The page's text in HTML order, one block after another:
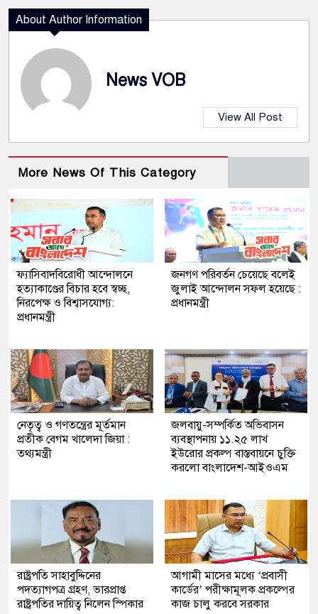
About Author Information
News VOB
View All Post
More News Of This Category
ফ্যাসিবাদবিরোধী আন্দোলনে
হত্যাকাণ্ডের বিচার হবে স্বচ্ছ,
নিরপেক্ষ ও বিশ্বাসযোগ্য:
প্রধানমন্ত্রী
জনগণ পরিবর্তন চেয়েছে বলেই
জুলাই আন্দোলন সফল হয়েছে :
প্রধানমন্ত্রী
নেতৃত্ব ও গণতন্ত্রের মূর্তমান
প্রতীক বেগম খালেদা জিয়া :
তথ্যমন্ত্রী
জলবায়ু-সম্পর্কিত অভিবাসন
ব্যবস্থাপনায় ১১.২৫ লাখ
ইউরোর প্রকল্প বাস্তবায়নে চুক্তি
করলো বাংলাদেশ-আইওএম
রাষ্ট্রপতি সাহাবুদ্দিনের
পদত্যাগপত্র গ্রহণ, ভারপ্রাপ্ত
রাষ্ট্রপতির দায়িত্ব নিলেন স্পিকার
আগামী মাসের মধ্যে ‘প্রবাসী
কার্ডের’ পরীক্ষামূলক প্রকল্পের
কাজ চালু করবে সরকার